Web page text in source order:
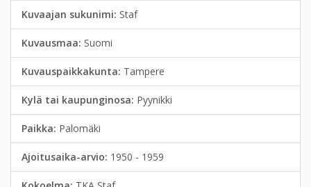
Kuvaajan sukunimi: Staf
Kuvausmaa: Suomi
Kuvauspaikkakunta: Tampere
Kylä tai kaupunginosa: Pyynikki
Paikka: Palomäki
Ajoitusaika-arvio: 1950 - 1959